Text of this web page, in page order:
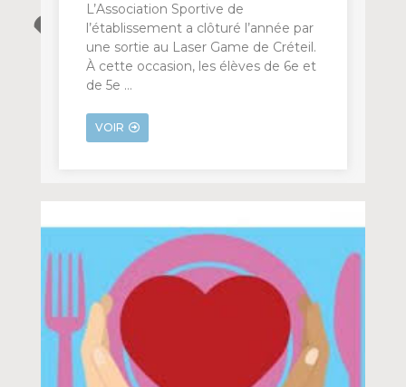
L’Association Sportive de
l’établissement a clôturé l’année par
une sortie au Laser Game de Créteil.
À cette occasion, les élèves de 6e et
de 5e …
VOIR